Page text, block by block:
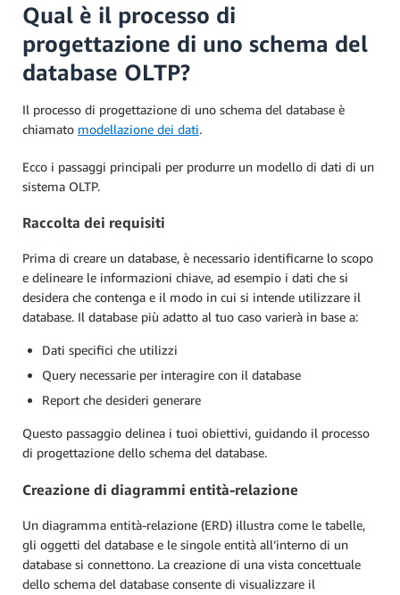
Qual è il processo di
progettazione di uno schema del
database OLTP?
Il processo di progettazione di uno schema del database è
chiamato modellazione dei dati.
Ecco i passaggi principali per produrre un modello di dati di un
sistema OLTP.
Raccolta dei requisiti
Prima di creare un database, è necessario identificarne lo scopo
e delineare le informazioni chiave, ad esempio i dati che si
desidera che contenga e il modo in cui si intende utilizzare il
database. Il database più adatto al tuo caso varierà in base a:
Dati specifici che utilizzi
Query necessarie per interagire con il database
Report che desideri generare
Questo passaggio delinea i tuoi obiettivi, guidando il processo
di progettazione dello schema del database.
Creazione di diagrammi entità-relazione
Un diagramma entità-relazione (ERD) illustra come le tabelle,
gli oggetti del database e le singole entità all’interno di un
database si connettono. La creazione di una vista concettuale
dello schema del database consente di visualizzare il